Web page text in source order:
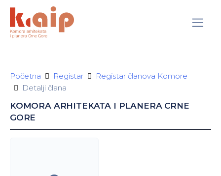
Početna Registar
Registar članova Komore
Detalji člana
KOMORA ARHITEKATA I PLANERA CRNE
GORE